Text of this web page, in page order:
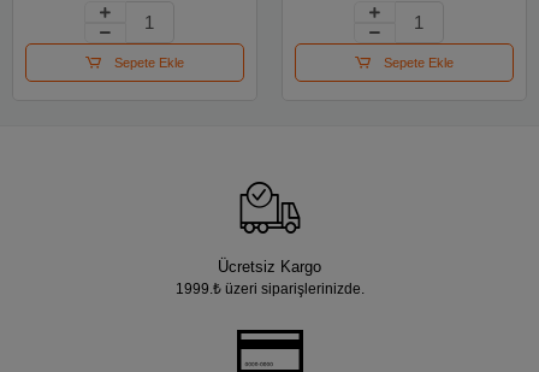
Sepete Ekle Sepete Ekle
Ücretsiz Kargo
1999.₺ üzeri siparişlerinizde.